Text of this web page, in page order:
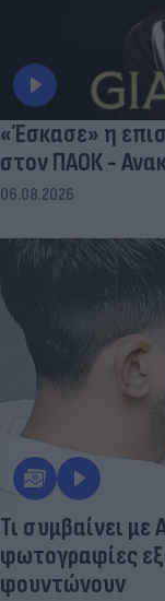
«Έσκασε» η
στον ΠΑΟΚ -
06.08.2026
Τι συμβαίνει με
φωτογραφίες
φουντώνουν